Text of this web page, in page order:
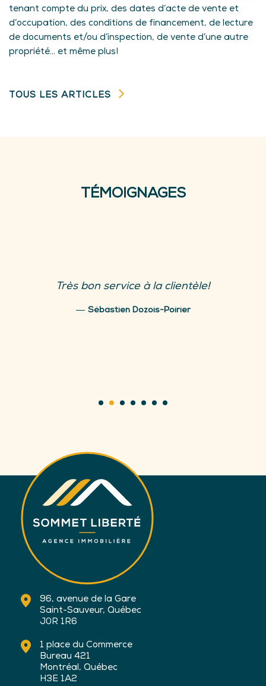
tenant compte du prix, des dates d’acte de vente et
d’occupation, des conditions de financement, de lecture
de documents et/ou d’inspection, de vente d’une autre
propriété... et même plus!
TOUS LES ARTICLES
TÉMOIGNAGES
l'équipe pour une transaction
acheteurs et vendeurs sont tous
96, avenue de la Gare
Saint-Sauveur, Québec
J0R 1R6
1 place du Commerce
Bureau 421
Montréal, Québec
H3E 1A2